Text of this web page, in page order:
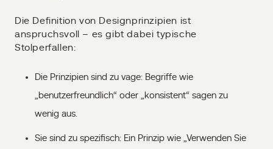
Die Definition von Designprinzipien ist
anspruchsvoll – es gibt dabei typische
Stolperfallen:
Die Prinzipien sind zu vage: Begriffe wie
„benutzerfreundlich“ oder „konsistent“ sagen zu
wenig aus.
Sie sind zu spezifisch: Ein Prinzip wie „Verwenden Sie